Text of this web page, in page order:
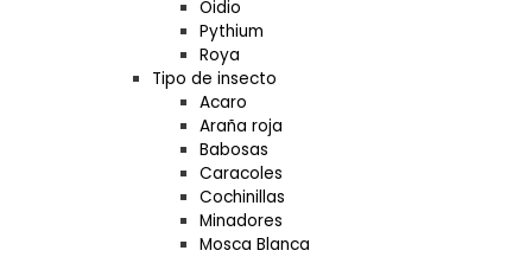
Oidio
Pythium
Roya
Tipo de insecto
Acaro
Araña roja
Babosas
Caracoles
Cochinillas
Minadores
Mosca Blanca